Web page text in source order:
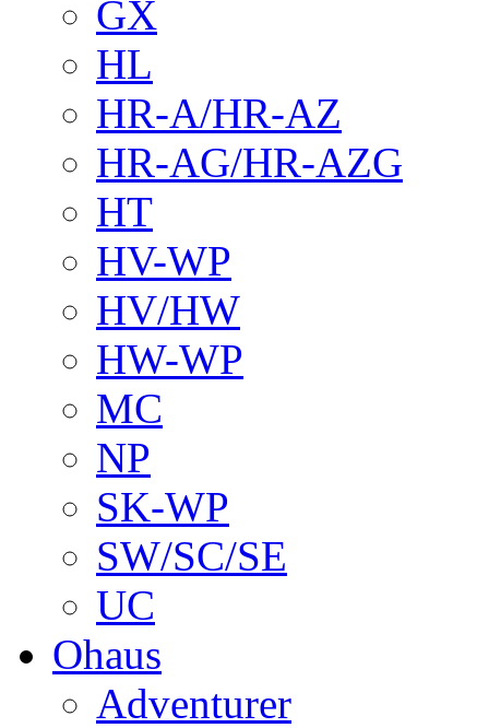
GX
HL
HR-A/HR-AZ
HR-AG/HR-AZG
HT
HV-WP
HV/HW
HW-WP
MC
NP
SK-WP
SW/SC/SE
UC
Ohaus
Adventurer